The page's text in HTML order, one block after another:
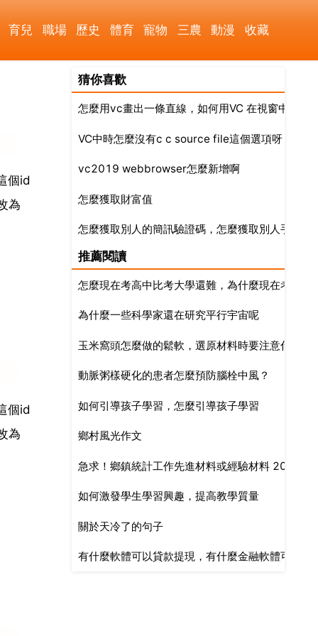
育兒 職場 歷史 體育 寵物 三農 動漫 收藏
個id
為
個id
為
猜你喜歡
怎麼用vc畫出一條直線，如何用VC 在視窗中畫線
VC中時怎麼沒有c c source file這個選項呀
vc2019 webbrowser怎麼新增啊
怎麼獲取財富值
怎麼獲取別人的簡訊驗證碼，怎麼獲取別人手機上
推薦閱讀
怎麼現在考高中比考大學還難，為什麼現在考高中
為什麼一些科學家還在研究平行宇宙呢
玉米窩頭怎麼做的鬆軟，選原材料時要注意什麼？
動脈粥樣硬化的患者怎麼預防腦栓中風？
如何引導孩子學習，怎麼引導孩子學習
鄉村風光作文
急求！鄉鎮統計工作先進材料或經驗材料 200
如何激發學生學習興趣，提高教學質量
關於天冷了的句子
有什麼軟體可以貸款提現，有什麼金融軟體可以借